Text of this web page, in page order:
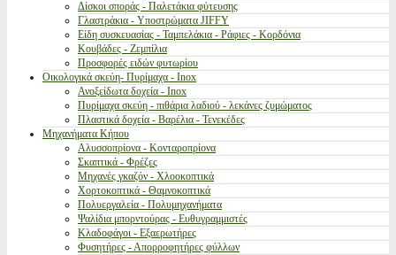
Δίσκοι σποράς - Παλετάκια φύτευσης
Γλαστράκια - Υποστρώματα JIFFY
Είδη συσκευασίας - Ταμπελάκια - Ράφιες - Κορδόνια
Κουβάδες - Ζεμπίλια
Προσφορές ειδών φυτωρίου
Οικολογικά σκεύη- Πυρίμαχα - Inox
Ανοξείδωτα δοχεία - Inox
Πυρίμαχα σκεύη - πιθάρια λαδιού - λεκάνες ζυμώματος
Πλαστικά δοχεία - Βαρέλια - Τενεκέδες
Μηχανήματα Κήπου
Αλυσσοπρίονα - Κονταροπρίονα
Σκαπτικά - Φρέζες
Μηχανές γκαζόν - Χλοοκοπτικά
Χορτοκοπτικά - Θαμνοκοπτικά
Πολυεργαλεία - Πολυμηχανήματα
Ψαλίδια μπορντούρας - Ευθυγραμμιστές
Κλαδοφάγοι - Εξαερωτήρες
Φυσητήρες - Απορροφητήρες φύλλων